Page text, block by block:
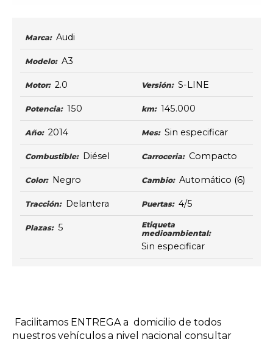
Marca: Audi
Modelo: A3
Motor: 2.0 Versión: S-LINE
Potencia: 150 km: 145.000
Año: 2014 Mes: Sin especificar
Combustible: Diésel Carroceria: Compacto
Color: Negro Cambio: Automático (6)
Tracción: Delantera Puertas: 4/5
Plazas: 5
Etiqueta
medioambiental:
Sin especificar
Facilitamos ENTREGA a domicilio de todos
nuestros vehículos a nivel nacional consultar